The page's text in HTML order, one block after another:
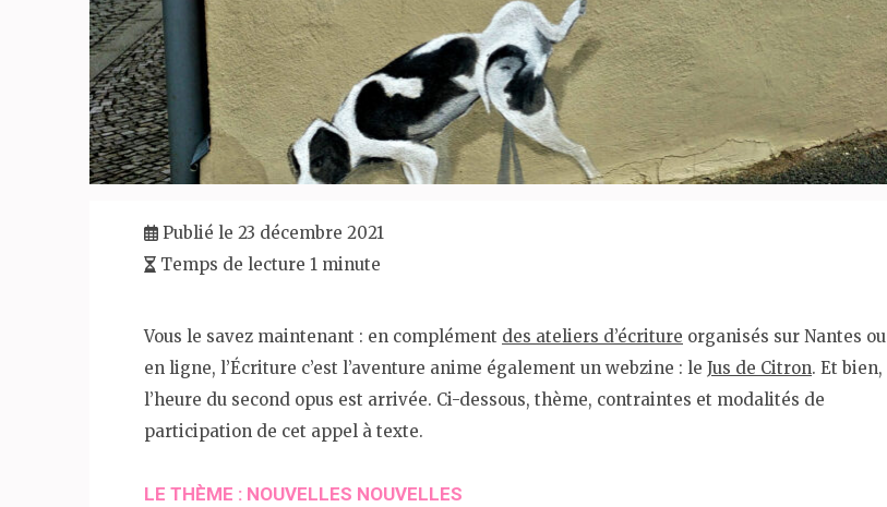
Publié le 23 décembre 2021
Temps de lecture 1 minute
Vous le savez maintenant : en complément des ateliers d’écriture organisés sur Nantes ou
en ligne, l’Écriture c’est l’aventure anime également un webzine : le Jus de Citron. Et bien,
l’heure du second opus est arrivée. Ci-dessous, thème, contraintes et modalités de
participation de cet appel à texte.
LE THÈME : NOUVELLES NOUVELLES